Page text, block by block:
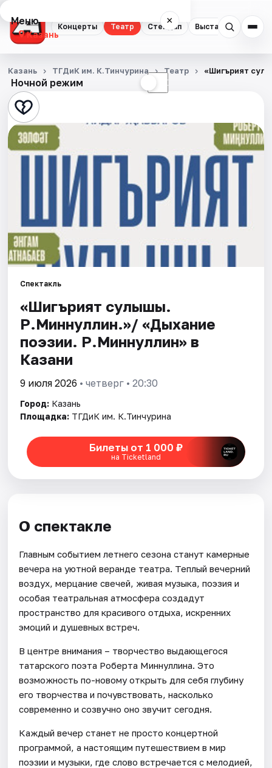
Концерты Театр Стендап Выставки
Меню ×
Казань
Концерты
Театр
Стендап
Выставки
Спорт
События
Города
Площадки
Артисты
Рейтинги
Ночной режим ☾
Казань ТГДиК им. К.Тинчурина Театр «Шигърият
Спектакль
«Шигърият сулышы.
Р.Миннуллин.»/ «Дыхание
поэзии. Р.Миннуллин» в
Казани
9 июля 2026 • четверг • 20:30
Город: Казань
Площадка: ТГДиК им. К.Тинчурина
Билеты от 1 000 ₽
на Ticketland
О спектакле
Главным событием летнего сезона станут камерные
вечера на уютной веранде театра. Теплый вечерний
воздух, мерцание свечей, живая музыка, поэзия и
особая театральная атмосфера создадут
пространство для красивого отдыха, искренних
эмоций и душевных встреч.
В центре внимания – творчество выдающегося
татарского поэта Роберта Миннуллина. Это
возможность по-новому открыть для себя глубину
его творчества и почувствовать, насколько
современно и созвучно оно звучит сегодня.
Каждый вечер станет не просто концертной
программой, а настоящим путешествием в мир
поэзии и музыки, где слово встречается с мелодией,